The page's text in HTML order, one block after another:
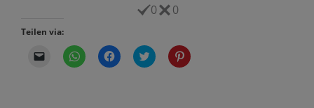
0 0
Teilen via:
K
l
K
l
K
l
K
l